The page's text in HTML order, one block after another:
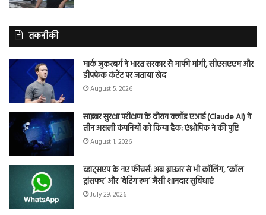
तकनीकी
मार्क जुकरबर्ग ने भारत सरकार से माफी मांगी, सीएसएएम और
डीपफेक कंटेंट पर जताया खेद
August 5, 2026
साइबर सुरक्षा परीक्षण के दौरान क्लॉड एआई (Claude AI) ने
तीन असली कंपनियों को किया हैक: एंथ्रोपिक ने की पुष्टि
August 1, 2026
व्हाट्सएप के नए फीचर्स: अब ब्राउजर से भी कॉलिंग, ‘कॉल
ट्रांसफर’ और ‘वेटिंग रूम’ जैसी शानदार सुविधाएं
July 29, 2026